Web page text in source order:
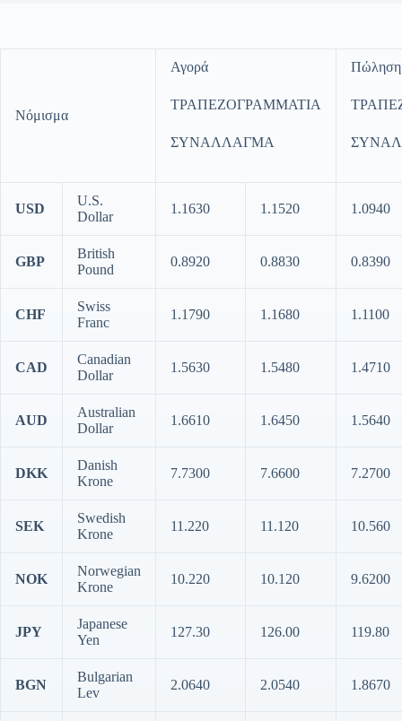
Νόμισμα
Αγορά
ΤΡΑΠΕΖΟΓΡΑΜΜΑΤΙΑ
ΣΥΝΑΛΛΑΓΜΑ
Πώληση
USD
U.S.
Dollar
1.1630 1.1520 1.0940
GBP
British
Pound
0.8920 0.8830 0.8390
CHF
Swiss
Franc
1.1790 1.1680 1.1100
CAD
Canadian
Dollar
1.5630 1.5480 1.4710
AUD
Australian
Dollar
1.6610 1.6450 1.5640
DKK
Danish
Krone
7.7300 7.6600 7.2700
SEK
Swedish
Krone
11.220 11.120 10.560
NOK
Norwegian
Krone
10.220 10.120 9.6200
JPY
Japanese
Yen
127.30 126.00 119.80
BGN
Bulgarian
Lev
2.0640 2.0540 1.8670